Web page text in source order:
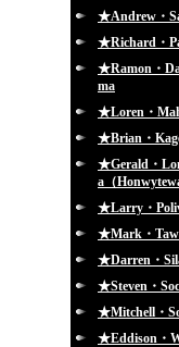
★Andrew・
★Richard・
★Ramon・
ma
★Loren・
★Brian・
★Gerald・
a（
★Larry・
★Mark・
★Darren・
★Steven・
★Mitchell・
★Eddison・